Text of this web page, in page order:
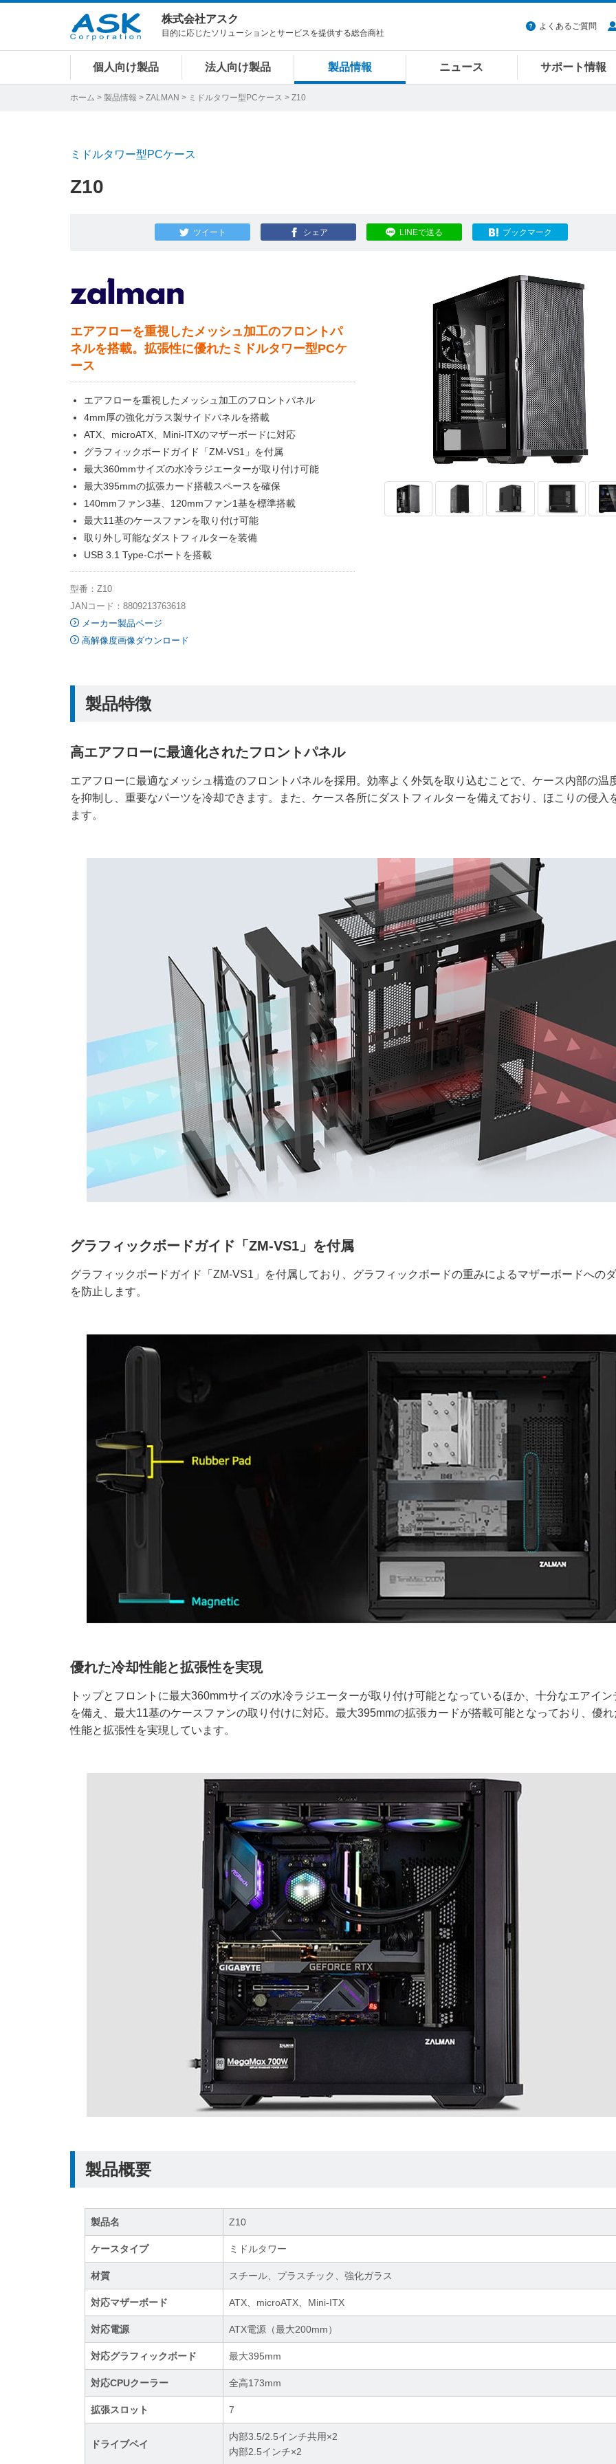
株式会社アスク
目的に応じたソリューションとサービスを提供する総合商社
よくあるご質問
個人向け製品 法人向け製品 製品情報 ニュース サポート情報
ホーム > 製品情報 > ZALMAN > ミドルタワー型PCケース > Z10
ミドルタワー型PCケース
Z10
ツイート シェア LINEで送る ブックマーク
エアフローを重視したメッシュ加工のフロントパ
ネルを搭載。拡張性に優れたミドルタワー型PCケ
ース
エアフローを重視したメッシュ加工のフロントパネル
4mm厚の強化ガラス製サイドパネルを搭載
ATX、microATX、Mini-ITXのマザーボードに対応
グラフィックボードガイド「ZM-VS1」を付属
最大360mmサイズの水冷ラジエーターが取り付け可能
最大395mmの拡張カード搭載スペースを確保
140mmファン3基、120mmファン1基を標準搭載
最大11基のケースファンを取り付け可能
取り外し可能なダストフィルターを装備
USB 3.1 Type-Cポートを搭載
型番：Z10
JANコード：8809213763618
メーカー製品ページ
高解像度画像ダウンロード
製品特徴
高エアフローに最適化されたフロントパネル
エアフローに最適なメッシュ構造のフロントパネルを採用。効率よく外気を取り込むことで、ケース内部の温
を抑制し、重要なパーツを冷却できます。また、ケース各所にダストフィルターを備えており、ほこりの侵入
ます。
グラフィックボードガイド「ZM-VS1」を付属
グラフィックボードガイド「ZM-VS1」を付属しており、グラフィックボードの重みによるマザーボードへの
を防止します。
優れた冷却性能と拡張性を実現
トップとフロントに最大360mmサイズの水冷ラジエーターが取り付け可能となっているほか、十分なエアイン
を備え、最大11基のケースファンの取り付けに対応。最大395mmの拡張カードが搭載可能となっており、優
性能と拡張性を実現しています。
製品概要
製品名 Z10
ケースタイプ ミドルタワー
材質 スチール、プラスチック、強化ガラス
対応マザーボード ATX、microATX、Mini-ITX
対応電源 ATX電源（最大200mm）
対応グラフィックボード 最大395mm
対応CPUクーラー 全高173mm
拡張スロット 7
ドライブベイ
内部3.5/2.5インチ共用×2
内部2.5インチ×2